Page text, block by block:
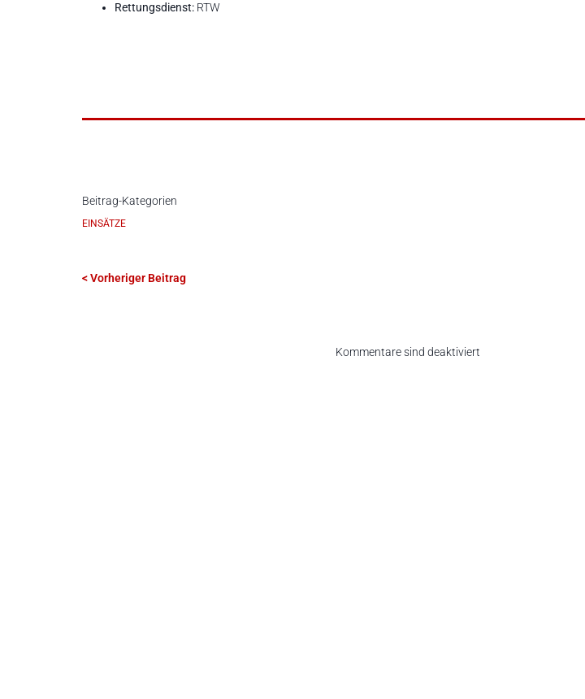
Rettungsdienst: RTW
Beitrag-Kategorien
EINSÄTZE
< Vorheriger Beitrag
Kommentare sind deaktiviert